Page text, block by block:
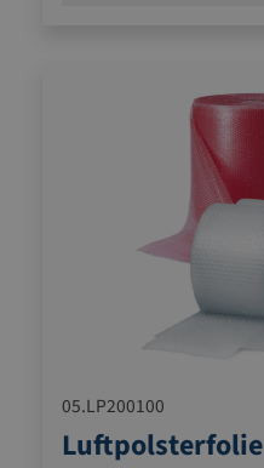
05.LP200100
Luftpolsterfolie